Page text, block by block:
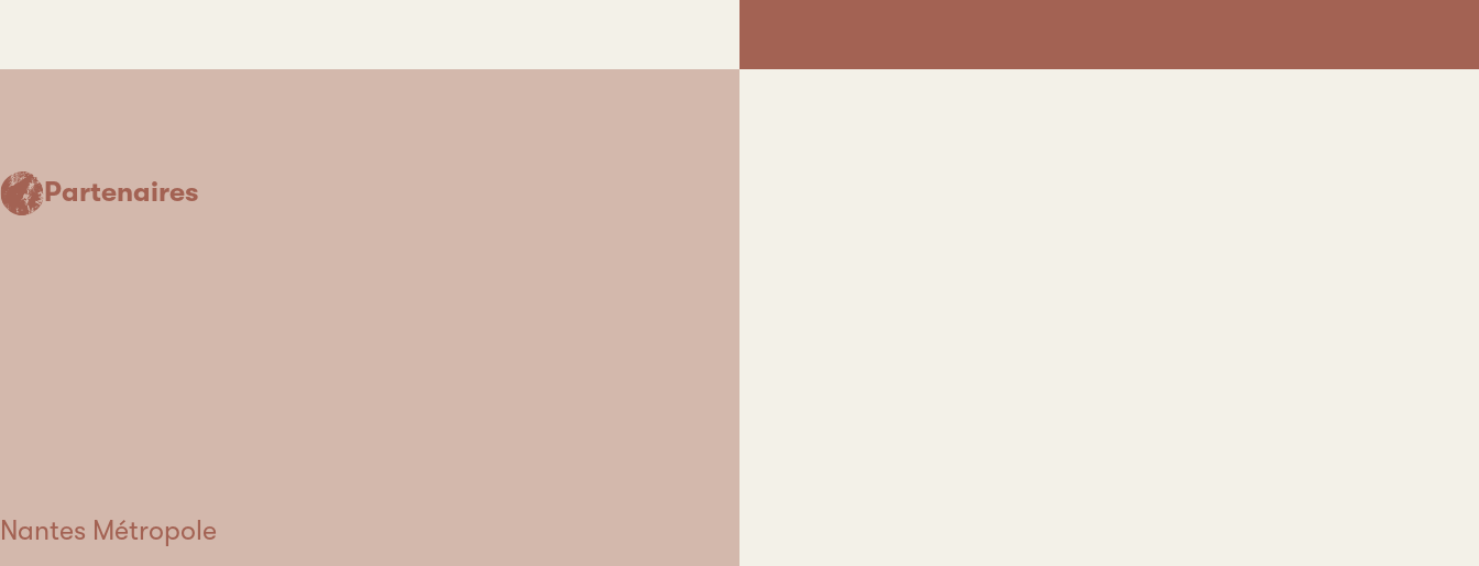
Partenaires
Nantes Métropole